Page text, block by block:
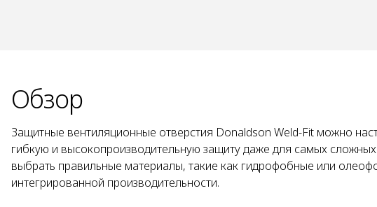
Обзор
Защитные вентиляционные отверстия Donaldson Weld-Fit можно
гибкую и высокопроизводительную защиту даже для самых
выбрать правильные материалы, такие как гидрофобные или
интегрированной производительности.